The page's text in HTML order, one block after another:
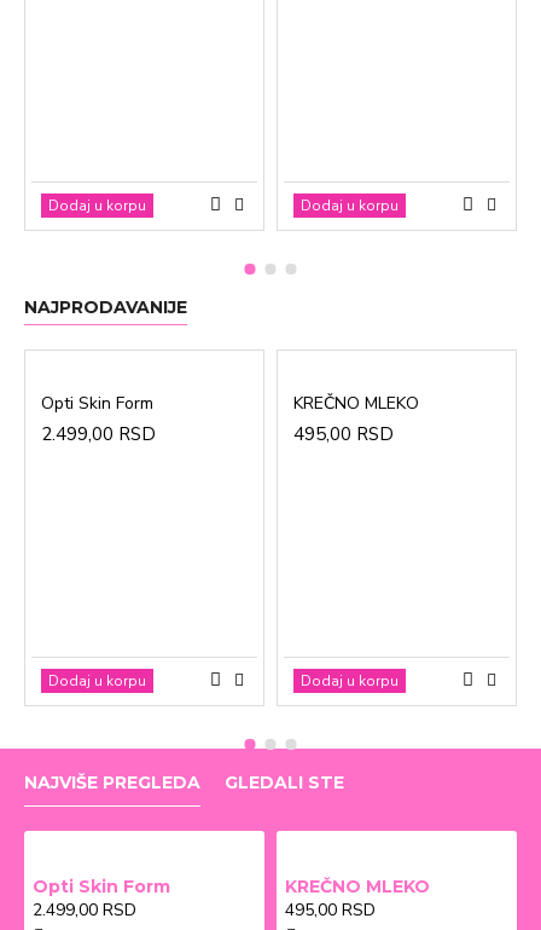
Dodaj u korpu Dodaj u korpu
NAJPRODAVANIJE
Opti Skin Form
2.499,00 RSD
Dodaj u korpu
KREČNO MLEKO
495,00 RSD
Dodaj u korpu
NAJVIŠE PREGLEDA GLEDALI STE
Opti Skin Form
2.499,00 RSD
KREČNO MLEKO
495,00 RSD